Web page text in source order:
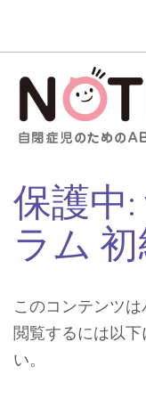
保護中
ラム
このコンテンツは
閲覧するには以
い。